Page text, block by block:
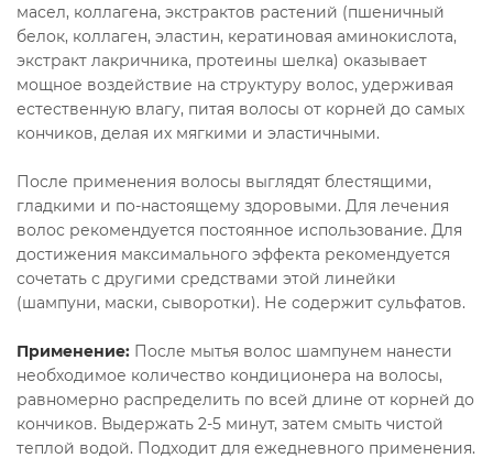
масел, коллагена, экстрактов растений (пшеничный
белок, коллаген, эластин, кератиновая аминокислота,
экстракт лакричника, протеины шелка) оказывает
мощное воздействие на структуру волос, удерживая
естественную влагу, питая волосы от корней до самых
кончиков, делая их мягкими и эластичными.
После применения волосы выглядят блестящими,
гладкими и по-настоящему здоровыми. Для лечения
волос рекомендуется постоянное использование. Для
достижения максимального эффекта рекомендуется
сочетать с другими средствами этой линейки
(шампуни, маски, сыворотки). Не содержит сульфатов.
Применение: После мытья волос шампунем нанести
необходимое количество кондиционера на волосы,
равномерно распределить по всей длине от корней до
кончиков. Выдержать 2-5 минут, затем смыть чистой
теплой водой. Подходит для ежедневного применения.